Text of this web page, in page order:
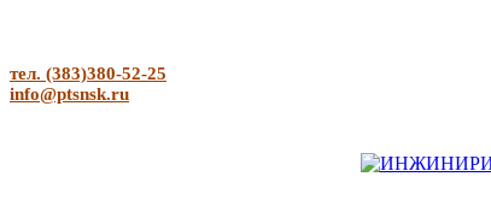
тел. (383)380-52-25
info@ptsnsk.ru